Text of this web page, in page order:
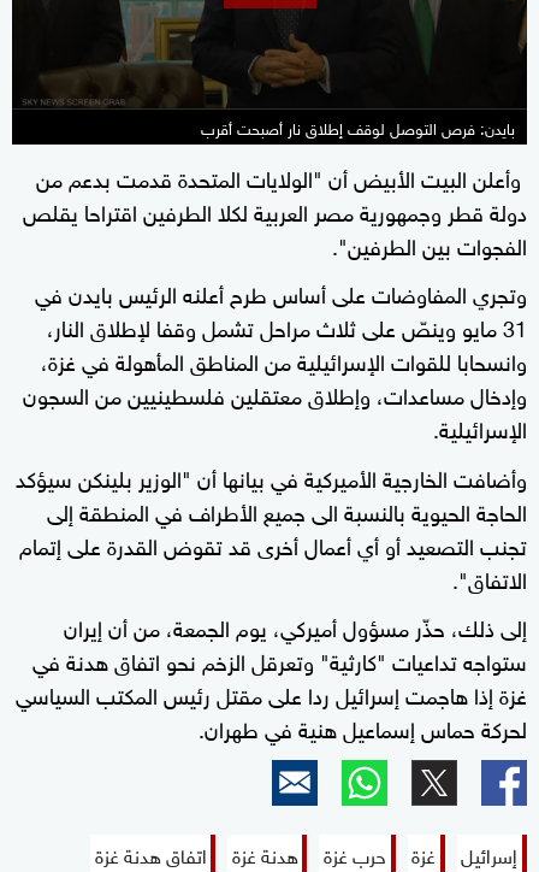
بايدن: فرص التوصل لوقف إطلاق نار أصبحت أقرب
وأعلن البيت الأبيض أن "الولايات المتحدة قدمت بدعم من
دولة قطر وجمهورية مصر العربية لكلا الطرفين اقتراحا يقلص
الفجوات بين الطرفين".
وتجري المفاوضات على أساس طرح أعلنه الرئيس بايدن في
31 مايو وينصّ على ثلاث مراحل تشمل وقفا لإطلاق النار،
وانسحابا للقوات الإسرائيلية من المناطق المأهولة في غزة،
وإدخال مساعدات، وإطلاق معتقلين فلسطينيين من السجون
الإسرائيلية.
وأضافت الخارجية الأميركية في بيانها أن "الوزير بلينكن سيؤكد
الحاجة الحيوية بالنسبة الى جميع الأطراف في المنطقة إلى
تجنب التصعيد أو أي أعمال أخرى قد تقوض القدرة على إتمام
الاتفاق".
إلى ذلك، حذّر مسؤول أميركي، يوم الجمعة، من أن إيران
ستواجه تداعيات "كارثية" وتعرقل الزخم نحو اتفاق هدنة في
غزة إذا هاجمت إسرائيل ردا على مقتل رئيس المكتب السياسي
لحركة حماس إسماعيل هنية في طهران.
إسرائيل غزة حرب غزة هدنة غزة اتفاق هدنة غزة